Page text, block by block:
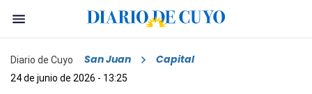
Diario de Cuyo San Juan Capital
24 de junio de 2026 - 13:25